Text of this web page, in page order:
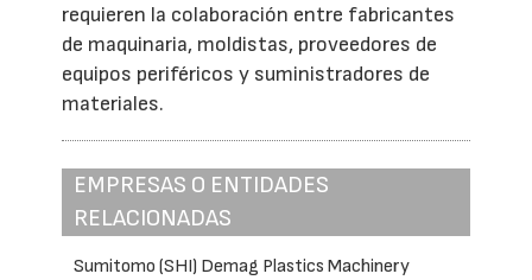
requieren la colaboración entre fabricantes
de maquinaria, moldistas, proveedores de
equipos periféricos y suministradores de
materiales.
EMPRESAS O ENTIDADES
RELACIONADAS
Sumitomo (SHI) Demag Plastics Machinery